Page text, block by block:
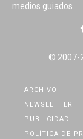
medios guiados.
© 2007-
ARCHIVO
NEWSLETTER
PUBLICIDAD
POLÍTICA DE